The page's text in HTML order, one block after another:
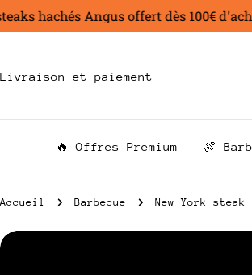
Aller
au
hachés Angus offert dès 100€ d'achat
Livraison et paiement
🔥 Offres Premium 🍖
Accueil Barbecue New York
Passer